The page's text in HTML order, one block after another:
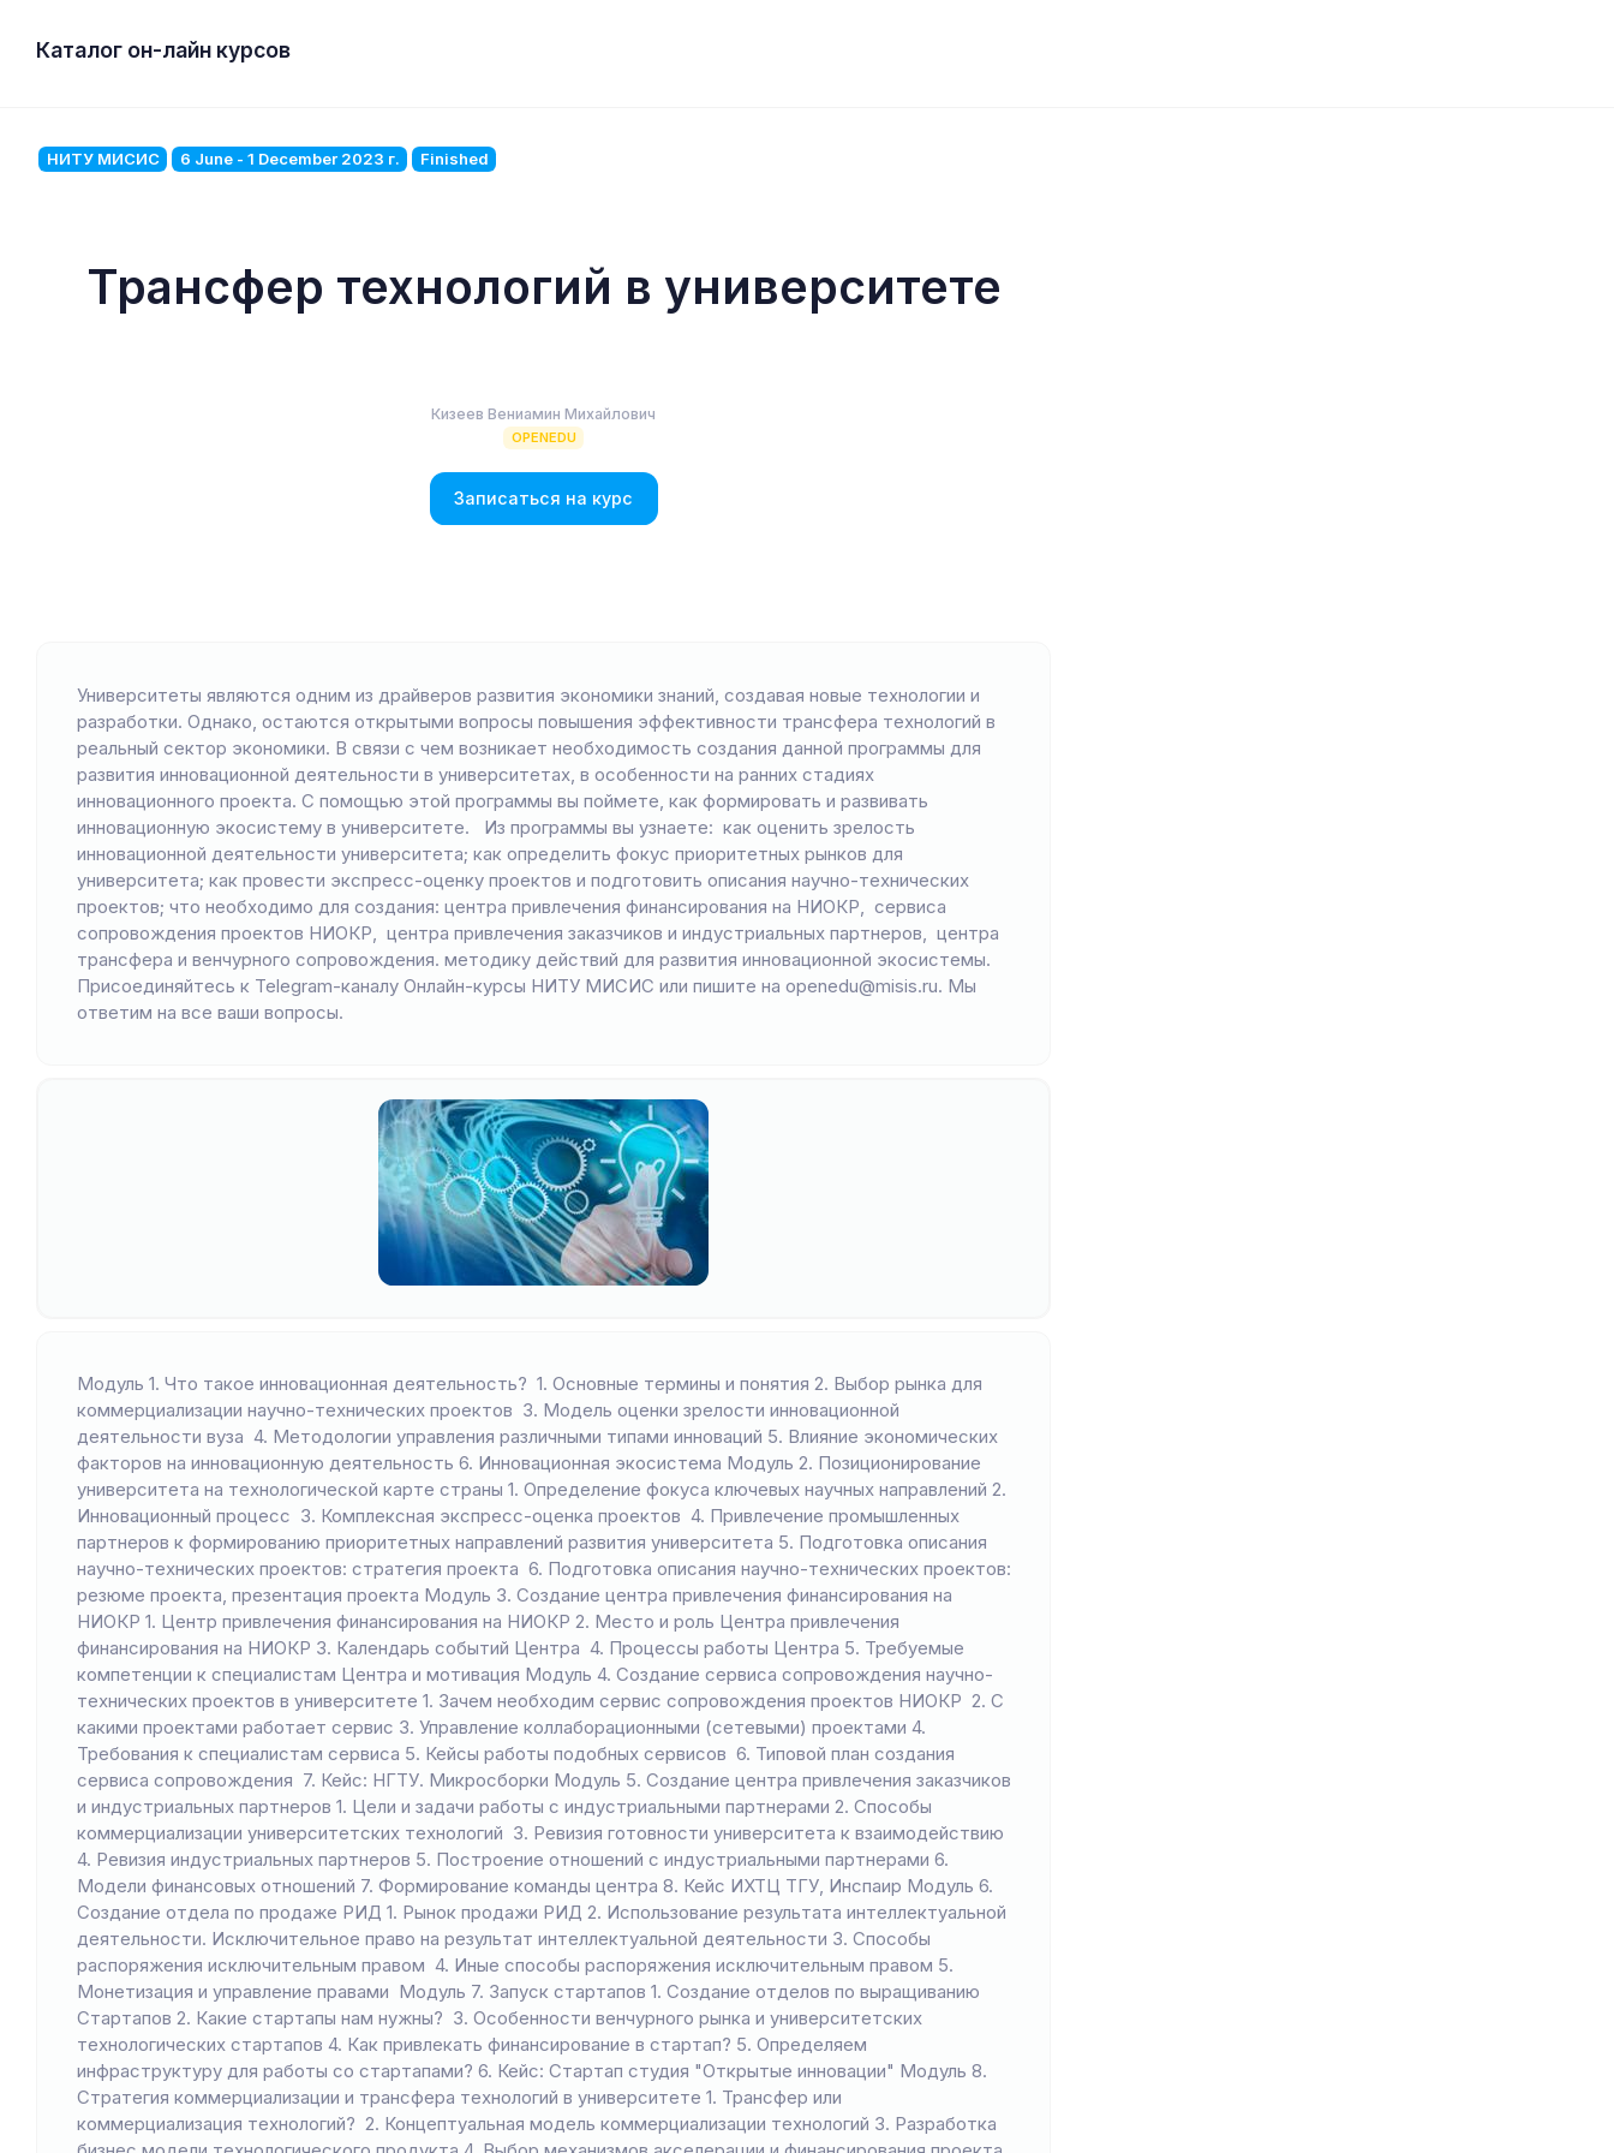
Каталог он-лайн курсов
НИТУ МИСИС 6 June - 1 December 2023 г. Finished
Трансфер технологий в университете
Кизеев Вениамин Михайлович
OPENEDU
Записаться на курс
Университеты являются одним из драйверов развития экономики знаний, создавая новые технологии и
разработки. Однако, остаются открытыми вопросы повышения эффективности трансфера технологий в
реальный сектор экономики. В связи с чем возникает необходимость создания данной программы для
развития инновационной деятельности в университетах, в особенности на ранних стадиях
инновационного проекта. С помощью этой программы вы поймете, как формировать и развивать
инновационную экосистему в университете. Из программы вы узнаете: как оценить зрелость
инновационной деятельности университета; как определить фокус приоритетных рынков для
университета; как провести экспресс-оценку проектов и подготовить описания научно-технических
проектов; что необходимо для создания: центра привлечения финансирования на НИОКР, сервиса
сопровождения проектов НИОКР, центра привлечения заказчиков и индустриальных партнеров, центра
трансфера и венчурного сопровождения. методику действий для развития инновационной экосистемы.
Присоединяйтесь к Telegram-каналу Онлайн-курсы НИТУ МИСИС или пишите на openedu@misis.ru. Мы
ответим на все ваши вопросы.
Модуль 1. Что такое инновационная деятельность? 1. Основные термины и понятия 2. Выбор рынка для
коммерциализации научно-технических проектов 3. Модель оценки зрелости инновационной
деятельности вуза 4. Методологии управления различными типами инноваций 5. Влияние экономических
факторов на инновационную деятельность 6. Инновационная экосистема Модуль 2. Позиционирование
университета на технологической карте страны 1. Определение фокуса ключевых научных направлений 2.
Инновационный процесс 3. Комплексная экспресс-оценка проектов 4. Привлечение промышленных
партнеров к формированию приоритетных направлений развития университета 5. Подготовка описания
научно-технических проектов: стратегия проекта 6. Подготовка описания научно-технических проектов:
резюме проекта, презентация проекта Модуль 3. Создание центра привлечения финансирования на
НИОКР 1. Центр привлечения финансирования на НИОКР 2. Место и роль Центра привлечения
финансирования на НИОКР 3. Календарь событий Центра 4. Процессы работы Центра 5. Требуемые
компетенции к специалистам Центра и мотивация Модуль 4. Создание сервиса сопровождения научно-
технических проектов в университете 1. Зачем необходим сервис сопровождения проектов НИОКР 2. С
какими проектами работает сервис 3. Управление коллаборационными (сетевыми) проектами 4.
Требования к специалистам сервиса 5. Кейсы работы подобных сервисов 6. Типовой план создания
сервиса сопровождения 7. Кейс: НГТУ. Микросборки Модуль 5. Создание центра привлечения заказчиков
и индустриальных партнеров 1. Цели и задачи работы с индустриальными партнерами 2. Способы
коммерциализации университетских технологий 3. Ревизия готовности университета к взаимодействию
4. Ревизия индустриальных партнеров 5. Построение отношений с индустриальными партнерами 6.
Модели финансовых отношений 7. Формирование команды центра 8. Кейс ИХТЦ ТГУ, Инспаир Модуль 6.
Создание отдела по продаже РИД 1. Рынок продажи РИД 2. Использование результата интеллектуальной
деятельности. Исключительное право на результат интеллектуальной деятельности 3. Способы
распоряжения исключительным правом 4. Иные способы распоряжения исключительным правом 5.
Монетизация и управление правами Модуль 7. Запуск стартапов 1. Создание отделов по выращиванию
Стартапов 2. Какие стартапы нам нужны? 3. Особенности венчурного рынка и университетских
технологических стартапов 4. Как привлекать финансирование в стартап? 5. Определяем
инфраструктуру для работы со стартапами? 6. Кейс: Стартап студия "Открытые инновации" Модуль 8.
Стратегия коммерциализации и трансфера технологий в университете 1. Трансфер или
коммерциализация технологий? 2. Концептуальная модель коммерциализации технологий 3. Разработка